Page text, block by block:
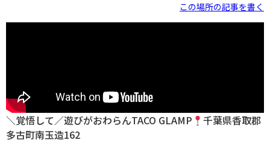
この場所の記事を書く
＼覚悟して／遊びがおわらんTACO GLAMP
千葉県香取郡
多古町南玉造162